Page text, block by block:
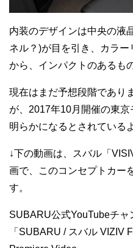
内装のデザインは中央の液
ネル？)が目を引き、カラ
から、インパクトのあるも
現在はまだ予想段階であり
が、2017年10月開催の東
明らかになるとされている
↓下の動画は、スバル「
画で、このコンセプトカー
す。
SUBARU公式YouTubeチャ
「SUBARU / スバル VIZIV